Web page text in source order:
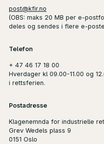
post@kfir.no
(OBS: maks 20 MB per e-
deles og sendes i flere e-
Telefon
+ 47 46 17 18 00
Hverdager kl 09.00-11.00 og
i rettsferien.
Postadresse
Klagenemnda for industrielle
Grev Wedels plass 9
0151 Oslo